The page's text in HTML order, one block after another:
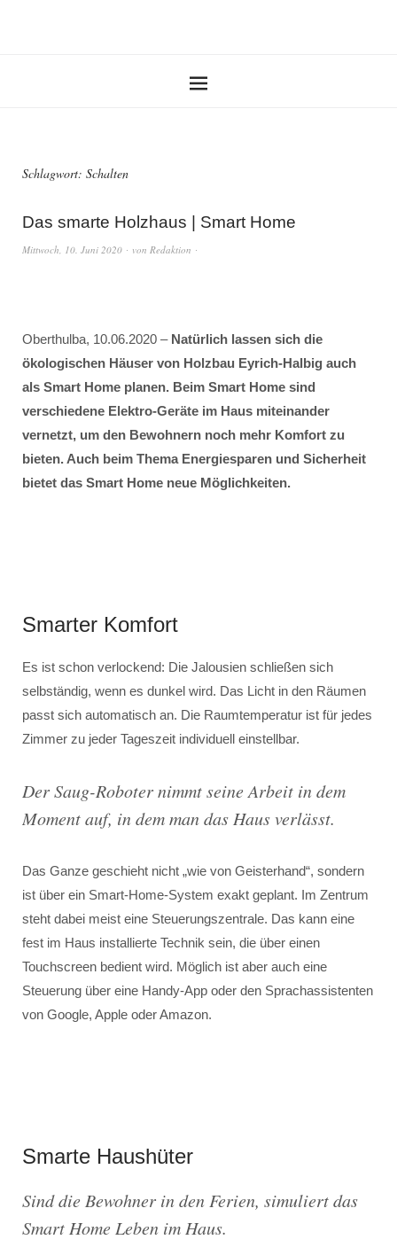
Schlagwort: Schalten
Das smarte Holzhaus | Smart Home
Mittwoch, 10. Juni 2020 von Redaktion
Oberthulba, 10.06.2020 – Natürlich lassen sich die
ökologischen Häuser von Holzbau Eyrich-Halbig auch
als Smart Home planen. Beim Smart Home sind
verschiedene Elektro-Geräte im Haus miteinander
vernetzt, um den Bewohnern noch mehr Komfort zu
bieten. Auch beim Thema Energiesparen und Sicherheit
bietet das Smart Home neue Möglichkeiten.
Smarter Komfort
Es ist schon verlockend: Die Jalousien schließen sich
selbständig, wenn es dunkel wird. Das Licht in den Räumen
passt sich automatisch an. Die Raumtemperatur ist für jedes
Zimmer zu jeder Tageszeit individuell einstellbar.
Der Saug-Roboter nimmt seine Arbeit in dem
Moment auf, in dem man das Haus verlässt.
Das Ganze geschieht nicht „wie von Geisterhand“, sondern
ist über ein Smart-Home-System exakt geplant. Im Zentrum
steht dabei meist eine Steuerungszentrale. Das kann eine
fest im Haus installierte Technik sein, die über einen
Touchscreen bedient wird. Möglich ist aber auch eine
Steuerung über eine Handy-App oder den Sprachassistenten
von Google, Apple oder Amazon.
Smarte Haushüter
Sind die Bewohner in den Ferien, simuliert das
Smart Home Leben im Haus.